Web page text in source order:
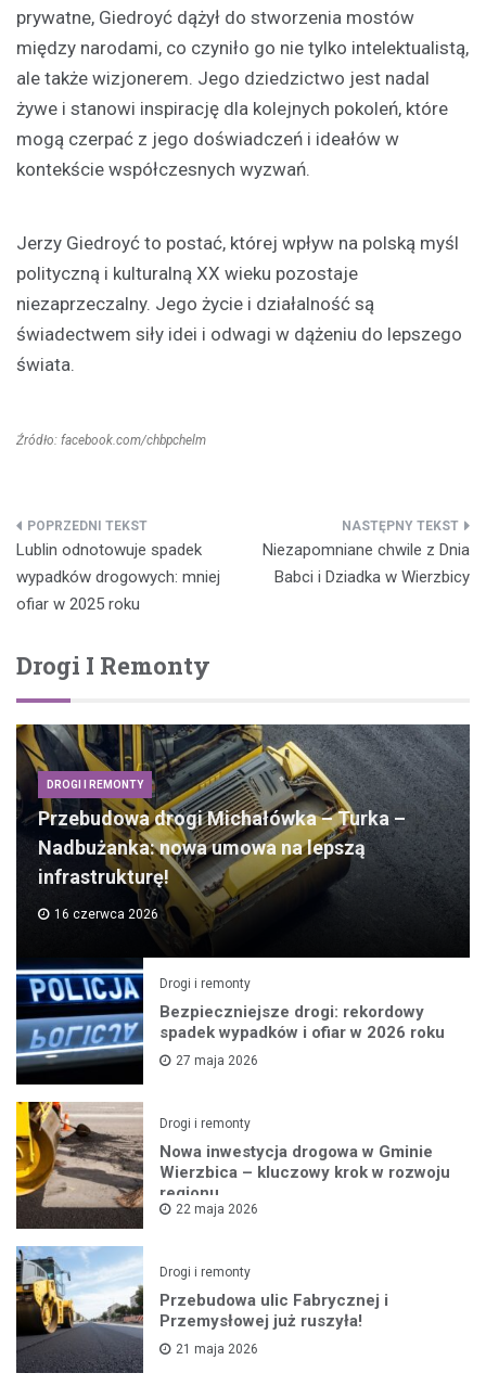
prywatne, Giedroyć dążył do stworzenia mostów
między narodami, co czyniło go nie tylko intelektualistą,
ale także wizjonerem. Jego dziedzictwo jest nadal
żywe i stanowi inspirację dla kolejnych pokoleń, które
mogą czerpać z jego doświadczeń i ideałów w
kontekście współczesnych wyzwań.
Jerzy Giedroyć to postać, której wpływ na polską myśl
polityczną i kulturalną XX wieku pozostaje
niezaprzeczalny. Jego życie i działalność są
świadectwem siły idei i odwagi w dążeniu do lepszego
świata.
Źródło: facebook.com/chbpchelm
Nawigacja
wpisu
Lublin odnotowuje spadek
wypadków drogowych: mniej
ofiar w 2025 roku
Niezapomniane chwile z Dnia
Babci i Dziadka w Wierzbicy
Drogi I Remonty
DROGI I REMONTY
Przebudowa drogi Michałówka – Turka –
Nadbużanka: nowa umowa na lepszą
infrastrukturę!
16 czerwca 2026
Drogi i remonty
Bezpieczniejsze drogi: rekordowy
spadek wypadków i ofiar w 2026 roku
27 maja 2026
Drogi i remonty
Nowa inwestycja drogowa w Gminie
Wierzbica – kluczowy krok w rozwoju
regionu
22 maja 2026
Drogi i remonty
Przebudowa ulic Fabrycznej i
Przemysłowej już ruszyła!
21 maja 2026